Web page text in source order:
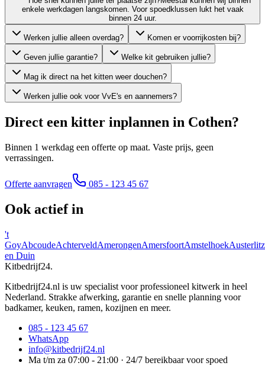
enkele werkdagen langskomen. Voor spoedklussen lukt het vaak
binnen 24 uur.
Werken jullie alleen overdag? Komen er voorrijkosten bij?
Geven jullie garantie? Welke kit gebruiken jullie?
Mag ik direct na het kitten weer douchen?
Werken jullie ook voor VvE's en aannemers?
Direct een kitter inplannen in Cothen?
Binnen 1 werkdag een offerte op maat. Vaste prijs, geen
verrassingen.
Offerte aanvragen 085 - 123 45 67
Ook actief in
't
GoyAbcoudeAchterveldAmerongenAmersfoortAmstelhoekAusterlitz
en Duin
Kitbedrijf24.
Kitbedrijf24.nl is uw specialist voor professioneel kitwerk in heel
Nederland. Strakke afwerking, garantie en snelle planning voor
badkamer, keuken, ramen, kozijnen en meer.
085 - 123 45 67
WhatsApp
info@kitbedrijf24.nl
Ma t/m za 07:00 - 21:00 · 24/7 bereikbaar voor spoed